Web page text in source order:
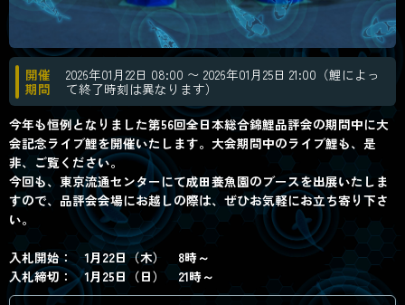
開催
期間
2026年01月22日 08:00 〜 2026年01月25日 21:00（鯉によっ
て終了時刻は異なります）
今年も恒例となりました第56回全日本総合錦鯉品評会の期間中に大
会記念ライブ鯉を開催いたします。大会期間中のライブ鯉も、是
非、ご覧ください。
今回も、東京流通センターにて成田養魚園のブースを出展いたしま
すので、品評会会場にお越しの際は、ぜひお気軽にお立ち寄り下さ
い。
入札開始： 1月22日（木） 8時～
入札締切： 1月25日（日） 21時～